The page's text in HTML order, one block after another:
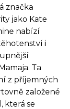
značka
jako Kate
nabízí
i
Ta
z příjemných
založené
která se